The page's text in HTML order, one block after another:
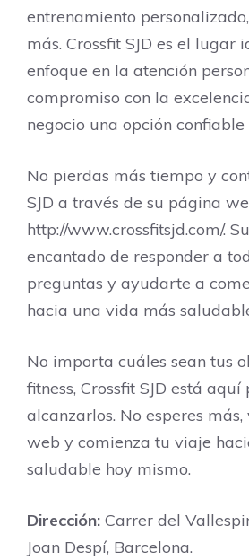
entrenamiento
más. Crossfit SJD es el lugar
enfoque en la atención
compromiso con la
negocio una opción
No pierdas más tiempo y
SJD a través de su página
http://www.crossfitsjd.com/.
encantado de responder a
preguntas y ayudarte a
hacia una vida más
No importa cuáles sean tus
fitness, Crossfit SJD está
alcanzarlos. No esperes
web y comienza tu viaje
saludable hoy mismo.
Dirección: Carrer del
Joan Despí, Barcelona.